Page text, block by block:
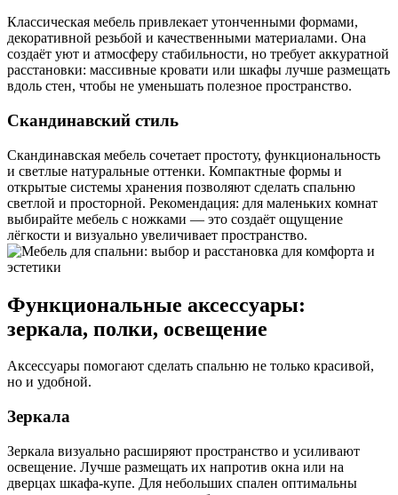
Классическая мебель привлекает утонченными формами,
декоративной резьбой и качественными материалами. Она
создаёт уют и атмосферу стабильности, но требует аккуратной
расстановки: массивные кровати или шкафы лучше размещать
вдоль стен, чтобы не уменьшать полезное пространство.
Скандинавский стиль
Скандинавская мебель сочетает простоту, функциональность
и светлые натуральные оттенки. Компактные формы и
открытые системы хранения позволяют сделать спальню
светлой и просторной. Рекомендация: для маленьких комнат
выбирайте мебель с ножками — это создаёт ощущение
лёгкости и визуально увеличивает пространство.
Функциональные аксессуары:
зеркала, полки, освещение
Аксессуары помогают сделать спальню не только красивой,
но и удобной.
Зеркала
Зеркала визуально расширяют пространство и усиливают
освещение. Лучше размещать их напротив окна или на
дверцах шкафа-купе. Для небольших спален оптимальны